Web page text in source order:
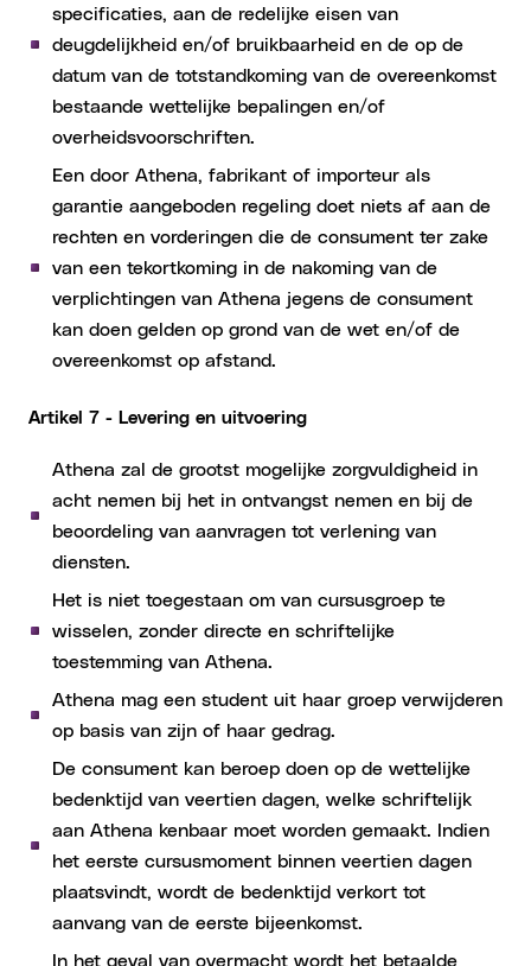
specificaties, aan de redelijke eisen van
deugdelijkheid en/of bruikbaarheid en de op de
datum van de totstandkoming van de overeenkomst
bestaande wettelijke bepalingen en/of
overheidsvoorschriften.
Een door Athena, fabrikant of importeur als
garantie aangeboden regeling doet niets af aan de
rechten en vorderingen die de consument ter zake
van een tekortkoming in de nakoming van de
verplichtingen van Athena jegens de consument
kan doen gelden op grond van de wet en/of de
overeenkomst op afstand.
Artikel 7 - Levering en uitvoering
Athena zal de grootst mogelijke zorgvuldigheid in
acht nemen bij het in ontvangst nemen en bij de
beoordeling van aanvragen tot verlening van
diensten.
Het is niet toegestaan om van cursusgroep te
wisselen, zonder directe en schriftelijke
toestemming van Athena.
Athena mag een student uit haar groep verwijderen
op basis van zijn of haar gedrag.
De consument kan beroep doen op de wettelijke
bedenktijd van veertien dagen, welke schriftelijk
aan Athena kenbaar moet worden gemaakt. Indien
het eerste cursusmoment binnen veertien dagen
plaatsvindt, wordt de bedenktijd verkort tot
aanvang van de eerste bijeenkomst.
In het geval van overmacht wordt het betaalde